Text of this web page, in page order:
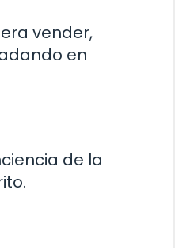
vender,
en
de la